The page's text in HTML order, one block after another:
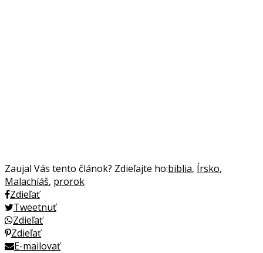
Zaujal Vás tento článok? Zdieľajte ho:biblia, Írsko,
Malachíáš, prorok
Zdieľať
Tweetnuť
Zdieľať
Zdieľať
E-mailovať